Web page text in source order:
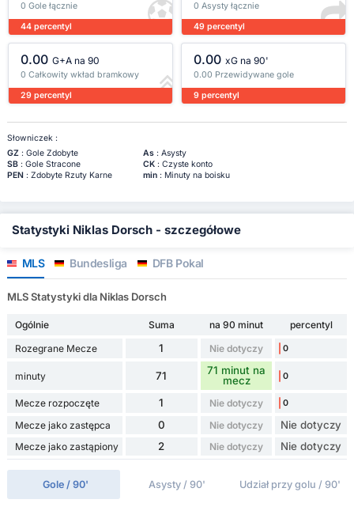
0 Gole łącznie
44 percentyl
0 Asysty łącznie
49 percentyl
0.00 G+A na 90
0 Całkowity wkład bramkowy
29 percentyl
0.00 xG na 90'
0.00 Przewidywane gole
9 percentyl
Słowniczek :
GZ: Gole Zdobyte As: Asysty
SB: Gole Stracone CK: Czyste konto
PEN: Zdobyte Rzuty Karne min: Minuty na boisku
Statystyki Niklas Dorsch - szczegółowe
MLS Bundesliga DFB Pokal
MLS Statystyki dla Niklas Dorsch
Ogólnie Suma na 90 minut
percentyl
Rozegrane Mecze
1 Nie dotyczy 0
minuty 71
71 minut na
mecz
0
Mecze rozpoczęte 1 Nie dotyczy 0
Mecze jako zastępca 0 Nie dotyczy Nie dotyczy
Mecze jako zastąpiony 2 Nie dotyczy Nie dotyczy
Gole / 90' Asysty / 90' Udział przy golu / 90'